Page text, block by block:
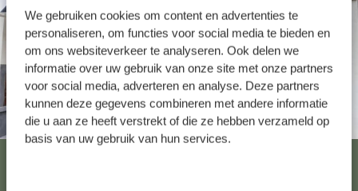
We gebruiken cookies om content en advertenties te
personaliseren, om functies voor social media te bieden en
om ons websiteverkeer te analyseren. Ook delen we
informatie over uw gebruik van onze site met onze partners
voor social media, adverteren en analyse. Deze partners
kunnen deze gegevens combineren met andere informatie
die u aan ze heeft verstrekt of die ze hebben verzameld op
basis van uw gebruik van hun services.
Toujours à proximité